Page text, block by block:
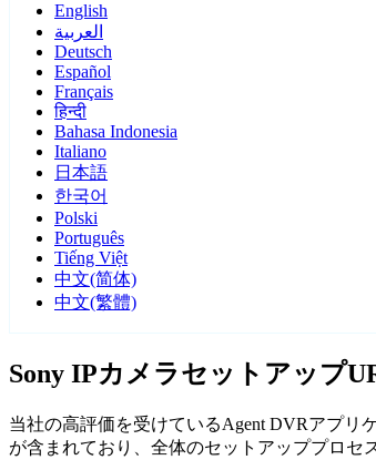
English
العربية
Deutsch
Español
Français
हिन्दी
Bahasa Indonesia
Italiano
日本語
한국어
Polski
Português
Tiếng Việt
中文(简体)
中文(繁體)
Sony IPカメラセットアップ
当社の高評価を受けているAgent DVRアプリ
が含まれており、全体のセットアッププロセ